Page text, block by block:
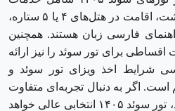
کامل مانند پرواز رفت ‌و برگشت، اقامت در هتل‌های ۴ یا ۵ ستاره،
فارسی ‌زبان هستند. همچنین
برای تور سوئد را نیز ارائه
شرایط اخذ ویزای تور سوئد و
اگر به دنبال تجربه‌ای متفاوت
و اروپایی در سال جدید هستید، تور سوئد ۱۴۰۵ انتخابی عالی خواهد